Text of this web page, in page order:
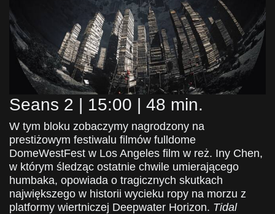
Seans 2 | 15:00 | 48 min.
W tym bloku zobaczymy nagrodzony na
prestiżowym festiwalu filmów fulldome
DomeWestFest w Los Angeles film w reż. Iny Chen,
w którym śledząc ostatnie chwile umierającego
humbaka, opowiada o tragicznych skutkach
największego w historii wycieku ropy na morzu z
platformy wiertniczej Deepwater Horizon. Tidal